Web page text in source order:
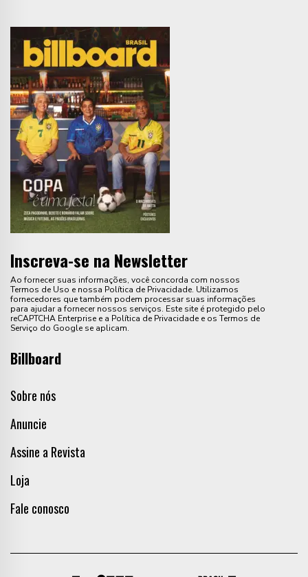
Inscreva-se na Newsletter
Ao fornecer suas informações, você concorda com nossos
Termos de Uso e nossa Política de Privacidade. Utilizamos
fornecedores que também podem processar suas informações
para ajudar a fornecer nossos serviços. Este site é protegido pelo
reCAPTCHA Enterprise e a Política de Privacidade e os Termos de
Serviço do Google se aplicam.
Billboard
Sobre nós
Anuncie
Assine a Revista
Loja
Fale conosco